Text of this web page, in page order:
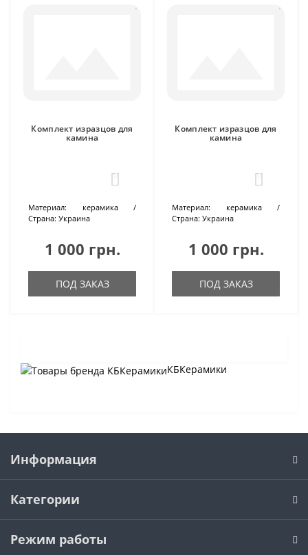
Комплект изразцов для
камина
0
Материал:
керамика
Страна: Украина
1 000 грн.
ПОД ЗАКАЗ
Комплект изразцов для
камина
0
Материал:
керамика
Страна: Украина
1 000 грн.
ПОД ЗАКАЗ
КБКерамики
Информация
Категории
Режим работы